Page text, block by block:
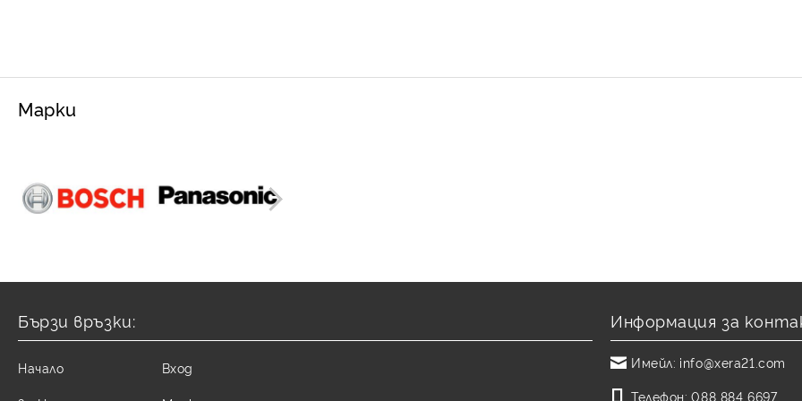
Марки
Бързи връзки:
Начало Вход
Информация за
Имейл: info@xera21.com
Телефон: 088 884 6697